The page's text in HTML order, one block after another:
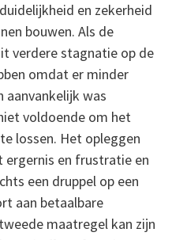
en zekerheid
bouwen. Als de
verdere stagnatie op de
omdat er minder
aanvankelijk was
voldoende om het
lossen. Het opleggen
en frustratie en
een druppel op een
aan betaalbare
maatregel kan zijn